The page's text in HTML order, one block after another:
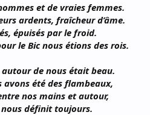
et de vraies femmes.
ardents, fraîcheur d’âme.
épuisés par le froid.
le Bic nous étions des rois.
de nous était beau.
avons été des flambeaux,
nos mains et autour,
définit toujours.